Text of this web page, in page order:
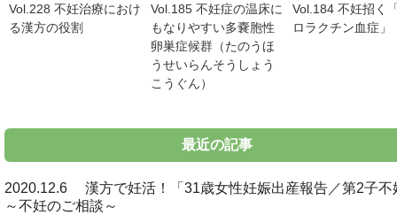
Vol.228 不妊治療におけ
る漢方の役割
Vol.185 不妊症の温床に
もなりやすい多嚢胞性
卵巣症候群（たのうほ
うせいらんそうしょう
こうぐん）
Vol.184 不妊招く
ロラクチン血症」
最近の記事
2020.12.6 漢方で妊活！「31歳女性妊娠出産報告／第2子不
～不妊のご相談～